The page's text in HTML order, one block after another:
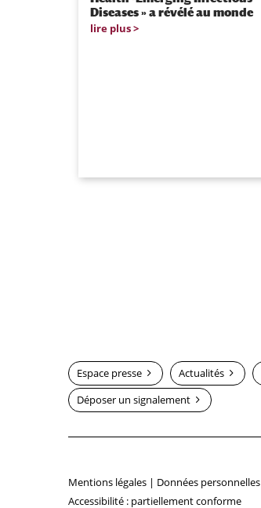
Diseases » a révélé au monde
lire plus
Espace presse Actualités
Déposer un signalement
Mentions légales | Données personnelles
Accessibilité : partiellement conforme